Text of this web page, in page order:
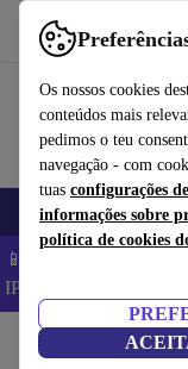
Os nossos cookies
conteúdos mais
pedimos o teu
navegação - com
tuas configurações
informações sobre
política de cookies
Use o refurbed de
Telemóveis
📱 Poupa 5% EXTRA
IPHONEDEAL –
Início Casa